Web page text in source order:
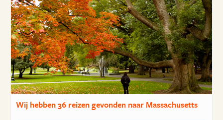
Wij hebben36 reizengevonden naar Massachusetts